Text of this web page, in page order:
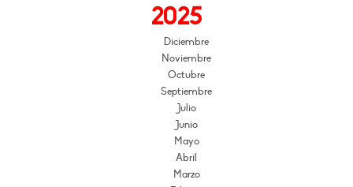
2025
Diciembre
Noviembre
Octubre
Septiembre
Julio
Junio
Mayo
Abril
Marzo